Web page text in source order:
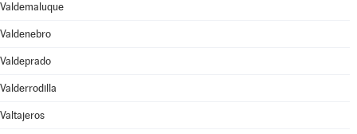
Valdemaluque
Valdenebro
Valdeprado
Valderrodilla
Valtajeros